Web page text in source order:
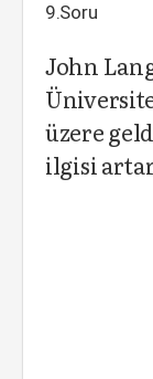
9.Soru
John
üzere
ilgisi